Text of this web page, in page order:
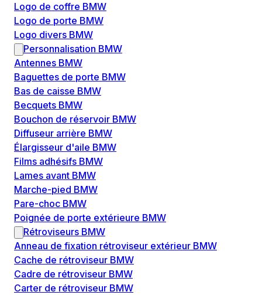
Logo de coffre BMW
Logo de porte BMW
Logo divers BMW
Personnalisation BMW
Antennes BMW
Baguettes de porte BMW
Bas de caisse BMW
Becquets BMW
Bouchon de réservoir BMW
Diffuseur arrière BMW
Élargisseur d'aile BMW
Films adhésifs BMW
Lames avant BMW
Marche-pied BMW
Pare-choc BMW
Poignée de porte extérieure BMW
Rétroviseurs BMW
Anneau de fixation rétroviseur extérieur BMW
Cache de rétroviseur BMW
Cadre de rétroviseur BMW
Carter de rétroviseur BMW